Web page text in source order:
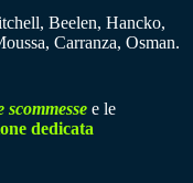
Beelen, Hancko,
Carranza, Osman.
scommesse e le
dedicata